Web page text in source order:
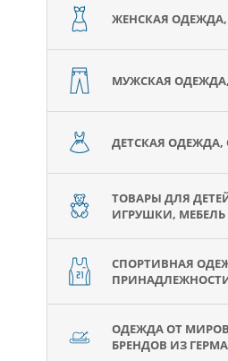
ЖЕНСКАЯ ОДЕЖДА,
МУЖСКАЯ
ДЕТСКАЯ ОДЕЖДА,
ТОВАРЫ ДЛЯ
ИГРУШКИ, МЕБЕЛЬ
СПОРТИВНАЯ
ОДЕЖДА ОТ
БРЕНДОВ ИЗ